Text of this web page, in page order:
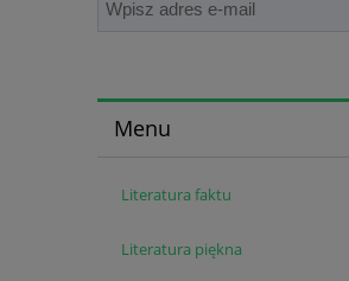
Menu
Literatura faktu
Literatura piękna